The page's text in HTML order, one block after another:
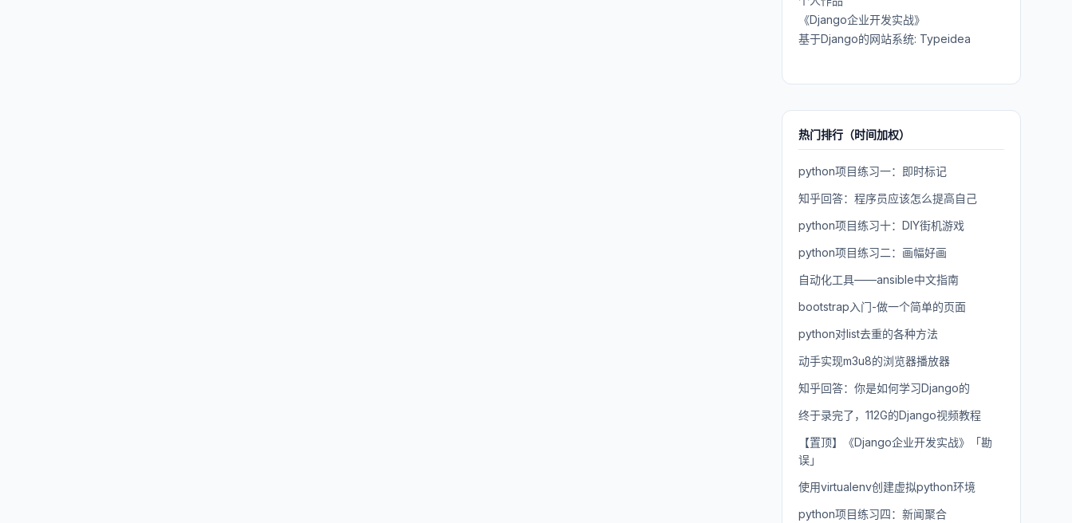
《Django企业开发实战》
基于Django的网站系统: Typeidea
热门排行（时间加权）
python项目练习一：即时标记
知乎回答：程序员应该怎么提高自己
python项目练习十：DIY街机游戏
python项目练习二：画幅好画
自动化工具——ansible中文指南
bootstrap入门-做一个简单的页面
python对list去重的各种方法
动手实现m3u8的浏览器播放器
知乎回答：你是如何学习Django的
终于录完了，112G的Django视频教程
【置顶】《Django企业开发实战》「勘
误」
使用virtualenv创建虚拟python环境
python项目练习四：新闻聚合